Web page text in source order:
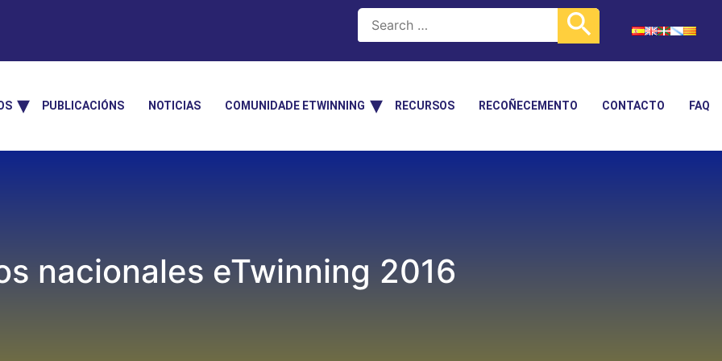
PUBLICACIÓNS NOTICIAS COMUNIDADE ETWINNING RECURSOS RECOÑECEMENTO CONTACTO FAQ
nacionales eTwinning 2016